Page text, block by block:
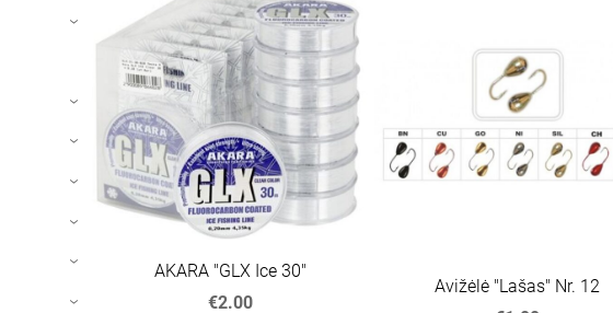
›
›
›
›
›
›
›
AKARA "GLX Ice 30"
€2.00
Avižėlė "Lašas" Nr. 12